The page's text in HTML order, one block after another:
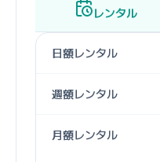
レンタル
日額レンタル
週額レンタル
月額レンタル